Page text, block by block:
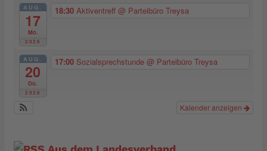
AUG.
17
Mo.
2026
18:30 Aktiventreff @ Parteibüro Treysa
AUG.
20
Do.
2026
17:00 Sozialsprechstunde @ Parteibüro Treysa
Kalender anzeigen